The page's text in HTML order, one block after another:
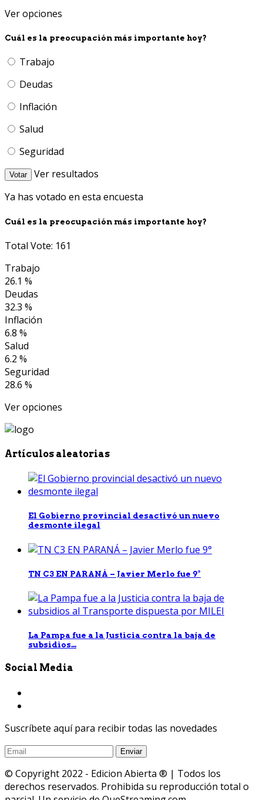
Ver opciones
Cuál es la preocupación más importante hoy?
Trabajo
Deudas
Inflación
Salud
Seguridad
Votar
Ver resultados
Ya has votado en esta encuesta
Cuál es la preocupación más importante hoy?
Total Vote: 161
Trabajo
26.1 %
Deudas
32.3 %
Inflación
6.8 %
Salud
6.2 %
Seguridad
28.6 %
Ver opciones
Artículos aleatorias
El Gobierno provincial desactivó un nuevo
desmonte ilegal
TN C3 EN PARANÁ – Javier Merlo fue 9°
La Pampa fue a la Justicia contra la baja de
subsidios...
Social Media
Suscríbete aquí para recibir todas las novedades
© Copyright 2022 - Edicion Abierta ® | Todos los
derechos reservados. Prohibida su reproducción total o